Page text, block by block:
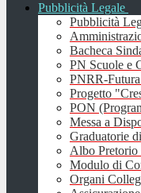
Pubblicità Legale
Pubblicità
Bacheca
PN Scuole e
PNRR-
Progetto
PON
Messa a
Graduatorie
Albo
Modulo di
Organi